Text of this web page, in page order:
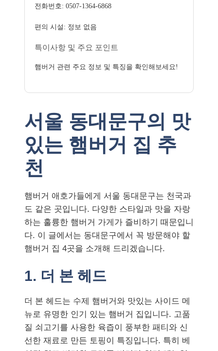
전화번호: 0507-1364-6868
편의 시설: 정보 없음
특이사항 및 주요 포인트
햄버거 관련 주요 정보 및 특징을 확인해보세요!
서울 동대문구의 맛
있는 햄버거 집 추
천
햄버거 애호가들에게 서울 동대문구는 천국과
도 같은 곳입니다. 다양한 스타일과 맛을 자랑
하는 훌륭한 햄버거 가게가 즐비하기 때문입니
다. 이 글에서는 동대문구에서 꼭 방문해야 할
햄버거 집 4곳을 소개해 드리겠습니다.
1. 더 본 헤드
더 본 헤드는 수제 햄버거와 맛있는 사이드 메
뉴로 유명한 인기 있는 햄버거 집입니다. 고품
질 쇠고기를 사용한 육즙이 풍부한 패티와 신
선한 재료로 만든 토핑이 특징입니다. 특히 베